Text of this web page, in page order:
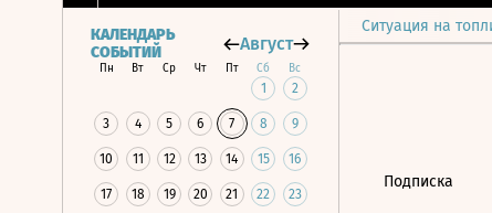
Ситуация на
КАЛЕНДАРЬ
СОБЫТИЙ
Август
Пн Вт Ср Чт Пт Сб Вс
1 2
3 4 5 6 7 8 9
10 11 12 13 14 15 16
17 18 19 20 21 22 23
Подписка